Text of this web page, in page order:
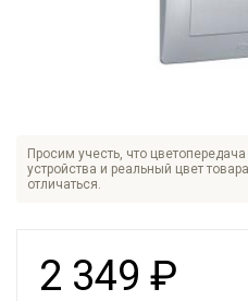
Просим учесть, что
устройства и реальный цвет
отличаться.
2 349 ₽